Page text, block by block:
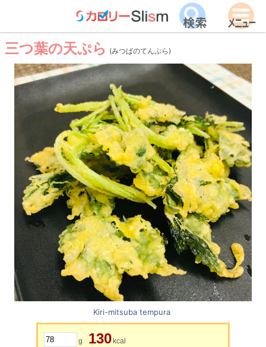
三つ葉の天ぷら (みつばのてんぷら)
Kiri-mitsuba tempura
g 130 kcal